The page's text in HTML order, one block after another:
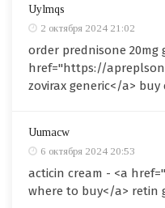
Uylmqs
2 октября 2024 21:02
order prednisone 20mg
href="https://
zovirax generic</a> buy
Uumacw
6 октября 2024 20:53
acticin cream - <a
where to buy</a> retin